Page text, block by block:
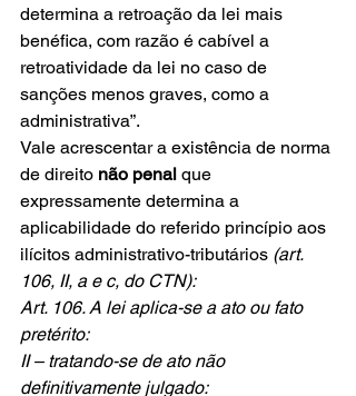
determina a retroação da lei mais
benéfica, com razão é cabível a
retroatividade da lei no caso de
sanções menos graves, como a
administrativa”.
Vale acrescentar a existência de norma
de direito não penal que
expressamente determina a
aplicabilidade do referido princípio aos
ilícitos administrativo-tributários (art.
106, II, a e c, do CTN):
Art. 106. A lei aplica-se a ato ou fato
pretérito:
II – tratando-se de ato não
definitivamente julgado: